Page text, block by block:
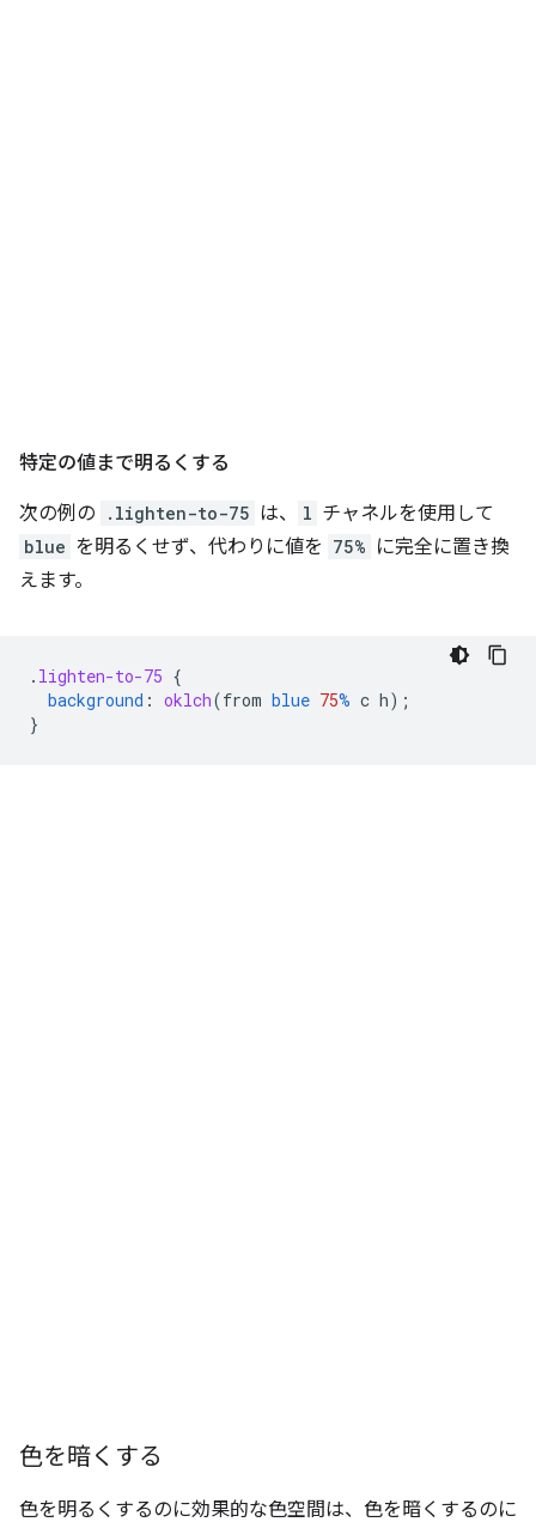
特定の値まで明るくする
次の例の .lighten-to-75 は、 l チャネルを使用して
blue を明るくせず、代わりに値を 75% に完全に置き換
えます。
. lighten-to-75 {
background : oklch(from blue 75% c h);
}
色を暗くする
色を明るくするのに効果的な色空間は、色を暗くするのに